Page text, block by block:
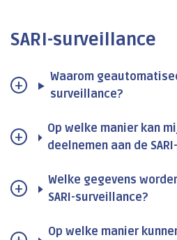
SARI-surveillance
Waarom
surveillance?
Op welke manier kan
deelnemen aan de
Welke gegevens
SARI-surveillance?
Op welke manier